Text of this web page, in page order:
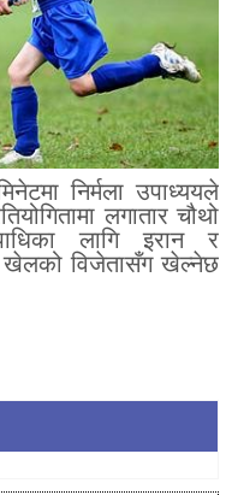
निर्मला उपाध्ययले
लगातार चौथो
लागि इरान र
खेलको विजेतासँग खेल्नेछ